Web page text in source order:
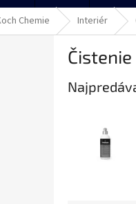
Chemie Interiér